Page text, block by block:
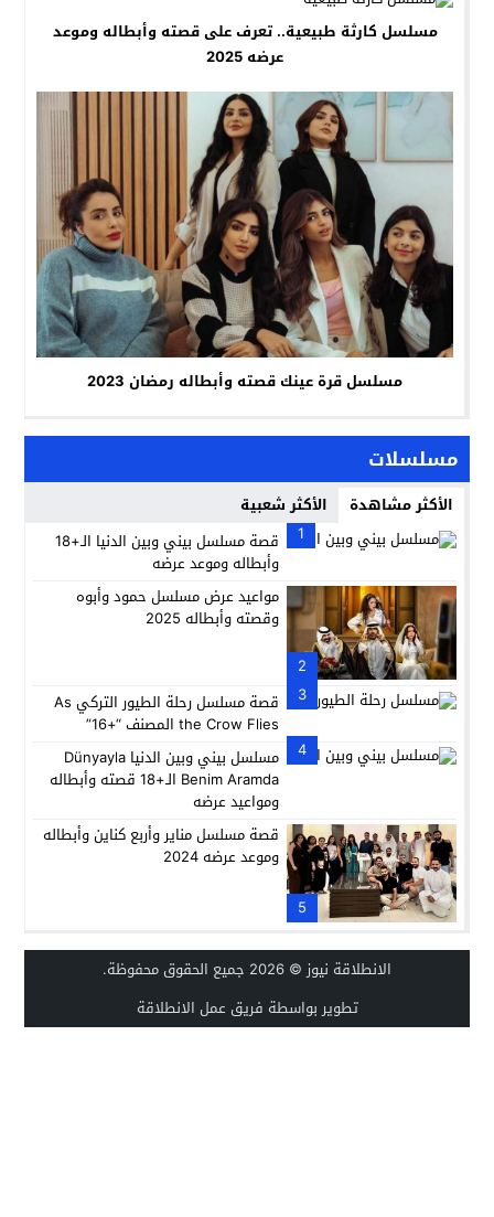
مسلسل كارثة طبيعية.. تعرف على قصته وأبطاله وموعد
عرضه 2025
مسلسل قرة عينك قصته وأبطاله رمضان 2023
مسلسلات
الأكثر مشاهدة
الأكثر شعبية
1
قصة مسلسل بيني وبين الدنيا الـ+18
وأبطاله وموعد عرضه
2
مواعيد عرض مسلسل حمود وأبوه
وقصته وأبطاله 2025
3
قصة مسلسل رحلة الطيور التركي As
the Crow Flies المصنف “+16”
4
مسلسل بيني وبين الدنيا Dünyayla
Benim Aramda الـ+18 قصته وأبطاله
ومواعيد عرضه
5
قصة مسلسل مناير وأربع كناين وأبطاله
وموعد عرضه 2024
الانطلاقة نيوز© 2026 جميع الحقوق محفوظة.
تطوير بواسطة فريق عمل الانطلاقة